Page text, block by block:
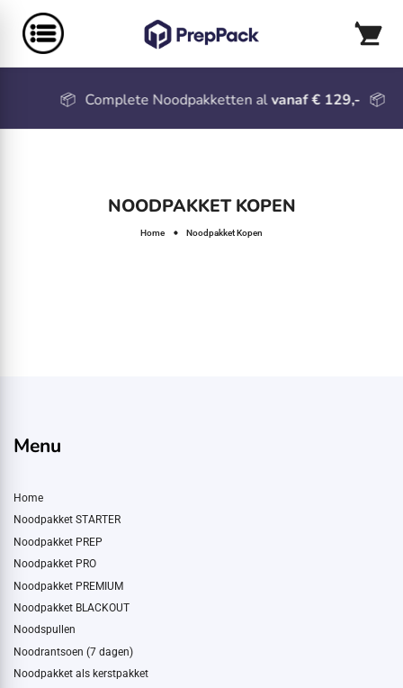
📦 Complete Noodpakketten alvanaf € 129,- 📦
NOODPAKKET KOPEN
Home Noodpakket Kopen
Menu
Home
Noodpakket STARTER
Noodpakket PREP
Noodpakket PRO
Noodpakket PREMIUM
Noodpakket BLACKOUT
Noodspullen
Noodrantsoen (7 dagen)
Noodpakket als kerstpakket